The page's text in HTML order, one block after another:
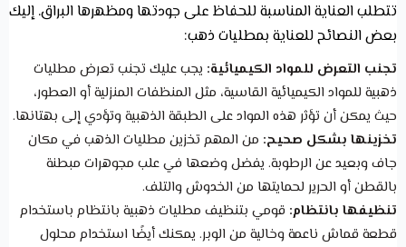
تتطلب العناية المناسبة للحفاظ على جودتها ومظهرها البراق. إليك
بعض النصائح للعناية بمطليات ذهب:
تجنب التعرض للمواد الكيميائية: يجب عليك تجنب تعرض مطليات
ذهبية للمواد الكيميائية القاسية، مثل المنظفات المنزلية أو العطور،
حيث يمكن أن تؤثر هذه المواد على الطبقة الذهبية وتؤدي إلى بهتانها.
تخزينها بشكل صحيح: من المهم تخزين مطليات الذهب في مكان
جاف وبعيد عن الرطوبة. يفضل وضعها في علب مجوهرات مبطنة
بالقطن أو الحرير لحمايتها من الخدوش والتلف.
تنظيفها بانتظام: قومي بتنظيف مطليات ذهبية بانتظام باستخدام
قطعة قماش ناعمة وخالية من الوبر. يمكنك أيضًا استخدام محلول